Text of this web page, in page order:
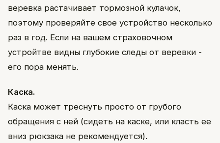
веревка растачивает тормозной кулачок,
поэтому проверяйте свое устройство несколько
раз в год. Если на вашем страховочном
устройтве видны глубокие следы от веревки -
его пора менять.
Каска.
Каска может треснуть просто от грубого
обращения с ней (сидеть на каске, или класть ее
вниз рюкзака не рекомендуется).